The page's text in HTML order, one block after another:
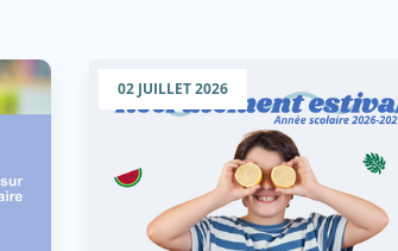
02 JUILLET 2026